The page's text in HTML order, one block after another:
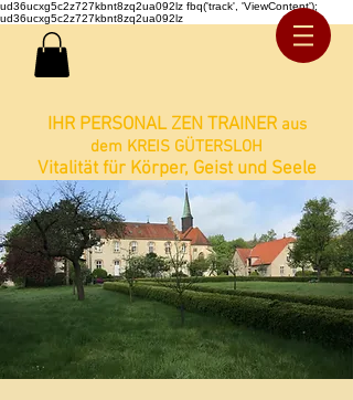
ud36ucxg5c2z727kbnt8zq2ua092lz fbq('track', 'ViewContent');
ud36ucxg5c2z727kbnt8zq2ua092lz
IHR PERSONAL ZEN TRAINER aus
dem KREIS GÜTERSLOH
Vitalität für Körper, Geist und Seele